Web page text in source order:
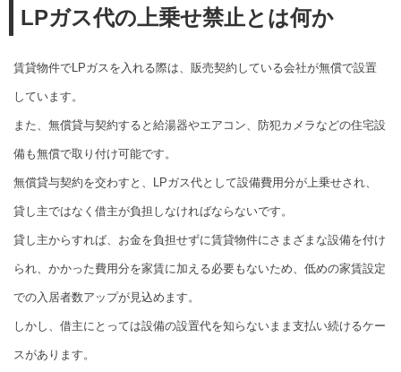
LPガス代の上乗せ禁止とは何か
賃貸物件でLPガスを入れる際は、販売契約している会社が無償で設置
しています。
また、無償貸与契約すると給湯器やエアコン、防犯カメラなどの住宅設
備も無償で取り付け可能です。
無償貸与契約を交わすと、LPガス代として設備費用分が上乗せされ、
貸し主ではなく借主が負担しなければならないです。
貸し主からすれば、お金を負担せずに賃貸物件にさまざまな設備を付け
られ、かかった費用分を家賃に加える必要もないため、低めの家賃設定
での入居者数アップが見込めます。
しかし、借主にとっては設備の設置代を知らないまま支払い続けるケー
スがあります。